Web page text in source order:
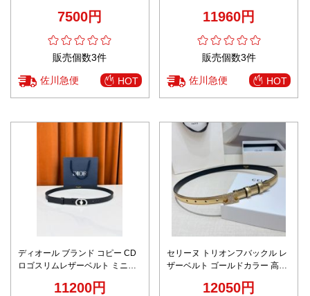
7500円
販売個数3件
佐川急便 HOT
11960円
販売個数3件
佐川急便 HOT
ディオール ブランド コピー CD
ロゴスリムレザーベルト ミニマ
11200円
セリーヌ トリオンフバックル レ
ザーベルト ゴールドカラー 高再
高級感仕上げ 2025新作 安心の日
12050円